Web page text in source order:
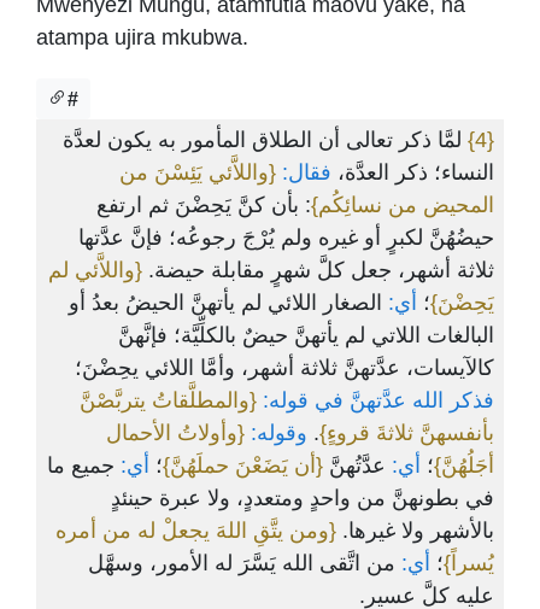
Mwenyezi Mungu, atamfutia maovu yake, na
atampa ujira mkubwa.
#
{4}
لمَّا ذكر تعالى أن الطلاق المأمور به يكون لعدَّة
النساء؛ ذكر العدَّة، فقال: {واللاَّئي يَئِسْنَ من
المحيض من نسائِكُم}: بأن كنَّ يَحِضْنَ ثم ارتفع
حيضُهُنَّ لكبرٍ أو غيره ولم يُرْجَ رجوعُه؛ فإنَّ عدَّتها
ثلاثة أشهر، جعل كلَّ شهرٍ مقابلة حيضة. {واللاَّئي لم
يَحِضْنَ}؛ أي: الصغار اللائي لم يأتهنَّ الحيضُ بعدُ أو
البالغات اللاتي لم يأتهنَّ حيضٌ بالكلِّيَّة؛ فإنَّهنَّ
كالآيسات، عدَّتهنَّ ثلاثة أشهر، وأمَّا اللائي يحِضْنَ؛
فذكر الله عدَّتهنَّ في قوله: {والمطلَّقاتُ يتربَّصْنَّ
بأنفسهنَّ ثلاثةَ قروءٍ}. وقوله: {وأولاتُ الأحمال
أجَلُهُنَّ}؛ أي: عدَّتُهنَّ {أن يَضَعْنَ حملَهُنَّ}؛ أي: جميع ما
في بطونهنَّ من واحدٍ ومتعددٍ، ولا عبرة حينئدٍ
بالأشهر ولا غيرها. {ومن يتَّقِ اللهَ يجعلْ له من أمره
يُسراً}؛ أي: من اتَّقى الله يَسَّرَ له الأمور، وسهَّل
عليه كلَّ عسير.